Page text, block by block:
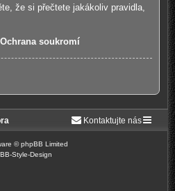
že si přečtete jakákoliv pravidla,
Ochrana soukromí
Kontaktujte nás
© phpBB Limited
Style-Design